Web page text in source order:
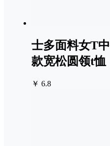
士多面料女T
款宽松圆领t恤
￥ 6.8